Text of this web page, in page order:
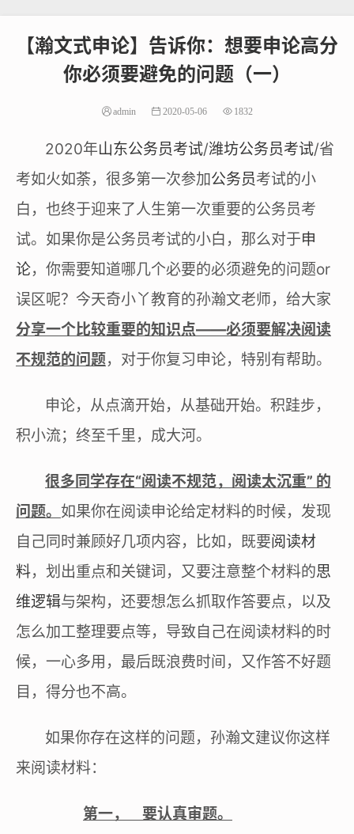
【瀚文式申论】告诉你：想要申论高分
你必须要避免的问题（一）
admin 2020-05-06 1832
2020年山东公务员考试/潍坊公务员考试/省
考如火如荼，很多第一次参加公务员考试的小
白，也终于迎来了人生第一次重要的公务员考
试。如果你是公务员考试的小白，那么对于申
论，你需要知道哪几个必要的必须避免的问题or
误区呢？今天奇小丫教育的孙瀚文老师，给大家
分享一个比较重要的知识点——必须要解决阅读
不规范的问题，对于你复习申论，特别有帮助。
申论，从点滴开始，从基础开始。积跬步，
积小流；终至千里，成大河。
很多同学存在“阅读不规范，阅读太沉重” 的
问题。 如果你在阅读申论给定材料的时候，发现
自己同时兼顾好几项内容，比如，既要阅读材
料，划出重点和关键词，又要注意整个材料的思
维逻辑与架构，还要想怎么抓取作答要点，以及
怎么加工整理要点等，导致自己在阅读材料的时
候，一心多用，最后既浪费时间，又作答不好题
目，得分也不高。
如果你存在这样的问题，孙瀚文建议你这样
来阅读材料：
第一， 要认真审题。